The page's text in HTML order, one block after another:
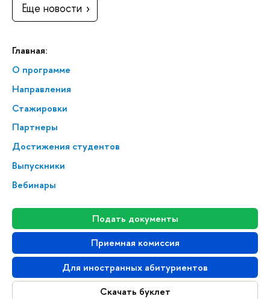
Главная:
О программе
Направления
Стажировки
Партнеры
Достижения студентов
Выпускники
Вебинары
Подать документы
Приемная комиссия
Для иностранных абитуриентов
Скачать буклет
Еще новости